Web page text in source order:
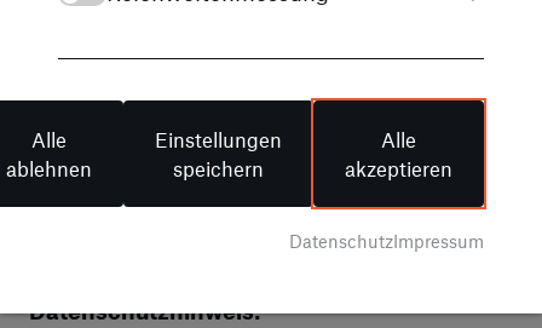
Firmenevents, kostenlose Getränke u.v.m
Kostenfreie Parkplätze
Datenschutzhinweis:
Alle
ablehnen
Einstellungen
speichern
Alle
akzeptieren
DatenschutzImpressum